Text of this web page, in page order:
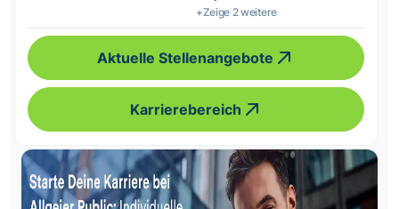
+Zeige 2 weitere
Aktuelle Stellenangebote
Karrierebereich